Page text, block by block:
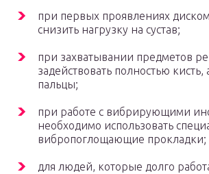
при первых проявлениях
снизить нагрузку на сустав;
при захватывании предметов
задействовать полностью кисть,
пальцы;
при работе с вибрирующими
необходимо использовать
вибропоглощающие прокладки;
для людей, которые долго